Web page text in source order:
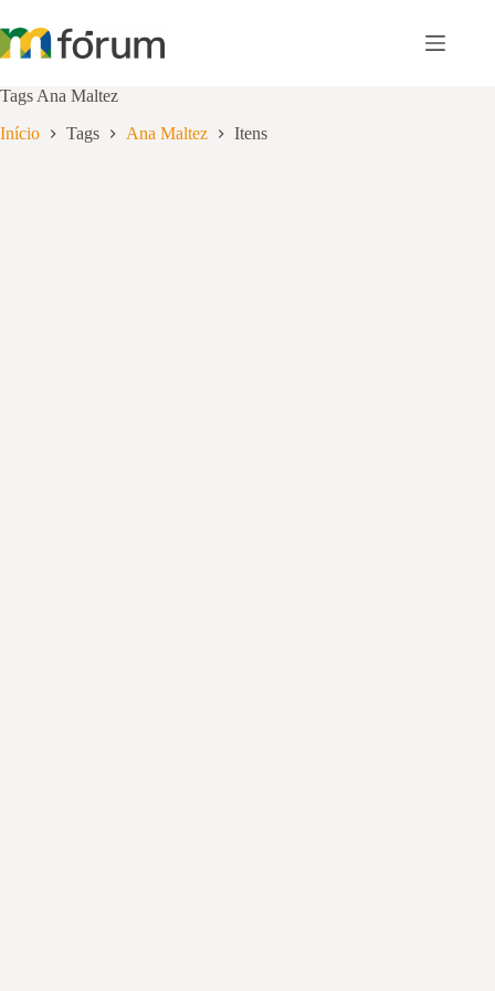
para
o
Tags Ana Maltez
Início Tags Ana Maltez Itens